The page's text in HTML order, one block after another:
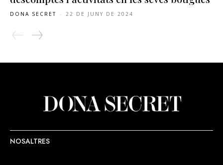
DONA SECRET - 22 DE JUNY DE 2024
NOSALTRES